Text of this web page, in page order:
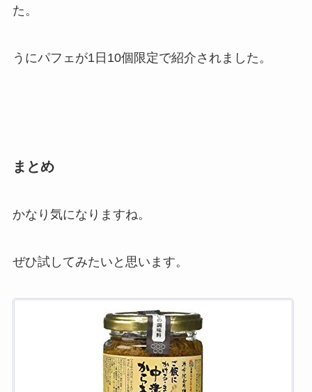
た。
うにパフェが1日10個限定で紹介されました。
まとめ
かなり気になりますね。
ぜひ試してみたいと思います。